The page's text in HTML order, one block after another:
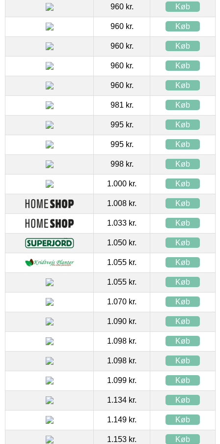
960 kr. Køb
960 kr. Køb
960 kr. Køb
960 kr. Køb
960 kr. Køb
981 kr. Køb
995 kr. Køb
995 kr. Køb
998 kr. Køb
1.000 kr. Køb
1.008 kr. Køb
1.033 kr. Køb
1.050 kr. Køb
1.055 kr. Køb
1.055 kr. Køb
1.070 kr. Køb
1.090 kr. Køb
1.098 kr. Køb
1.098 kr. Køb
1.099 kr. Køb
1.134 kr. Køb
1.149 kr. Køb
1.153 kr. Køb